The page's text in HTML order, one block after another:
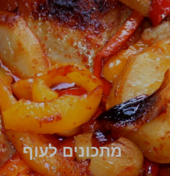
מתכונים לעוף